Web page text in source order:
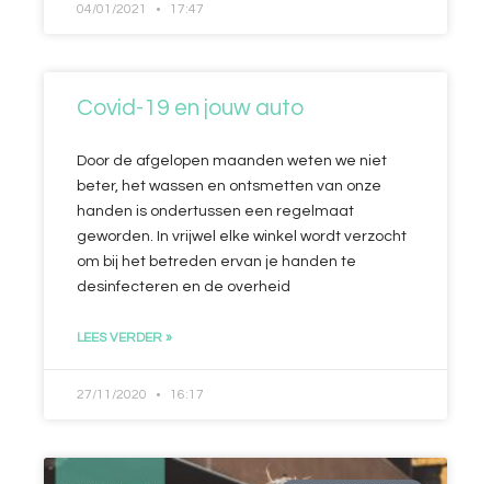
04/01/2021 17:47
Covid-19 en jouw auto
Door de afgelopen maanden weten we niet
beter, het wassen en ontsmetten van onze
handen is ondertussen een regelmaat
geworden. In vrijwel elke winkel wordt verzocht
om bij het betreden ervan je handen te
desinfecteren en de overheid
LEES VERDER »
27/11/2020 16:17